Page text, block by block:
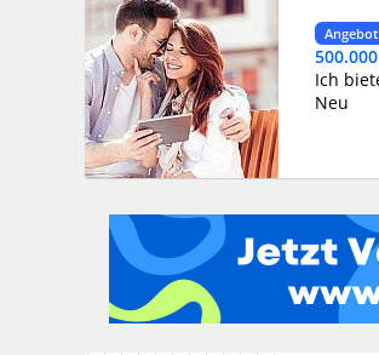
Angebot
Neu